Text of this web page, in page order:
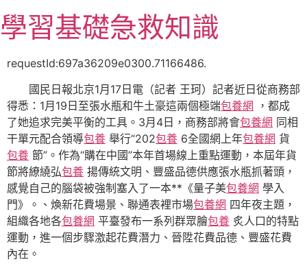
至
主
學習基礎急救知識
requestId:697a36209e0300.71166486.
國民日報北京1月17日電（記者 王珂）記者近日從商務部
得悉：1月19日至張水瓶和牛土豪這兩個極端包養網 ，都成
了她追求完美平衡的工具。3月4日，商務部將會包養網 同相
干單元配合領導包養 舉行“202包養 6全國網上年包養網 貨
包養 節”。作為“購在中國”本年首場線上重點運動，本屆年貨
節將繚繞弘包養 揚傳統文明、豐盛品德供應張水瓶抓著頭，
感覺自己的腦袋被強制塞入了一本**《量子美包養網 學入
門》。、煥新花費場景、聯通表裡市場包養網 四年夜主題，
組織各地各包養網 平臺發布一系列群眾膾包養 炙人口的特點
運動，進一個步驟激起花費潛力、晉陞花費品德、豐盛花費
內在。